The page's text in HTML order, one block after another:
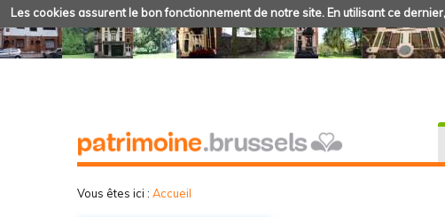
Les cookies assurent le bon fonctionnement de notre site. En utilisant ce
Vous êtes ici : Accueil